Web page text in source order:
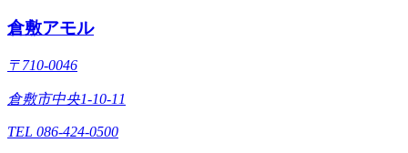
倉敷アモル
〒710-0046
倉敷市中央1-10-11
TEL 086-424-0500